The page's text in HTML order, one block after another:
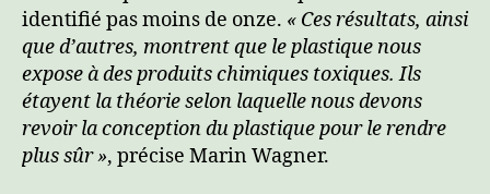
identifié pas moins de onze. « Ces résultats, ainsi
que d’autres, montrent que le plastique nous
expose à des produits chimiques toxiques. Ils
étayent la théorie selon laquelle nous devons
revoir la conception du plastique pour le rendre
plus sûr », précise Marin Wagner.